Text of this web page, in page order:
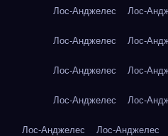
Лос-Анджелес Лос-
Лос-Анджелес Лос-
Лос-Анджелес Лос-
Лос-Анджелес Лос-
Лос-Анджелес Лос-Анджелес